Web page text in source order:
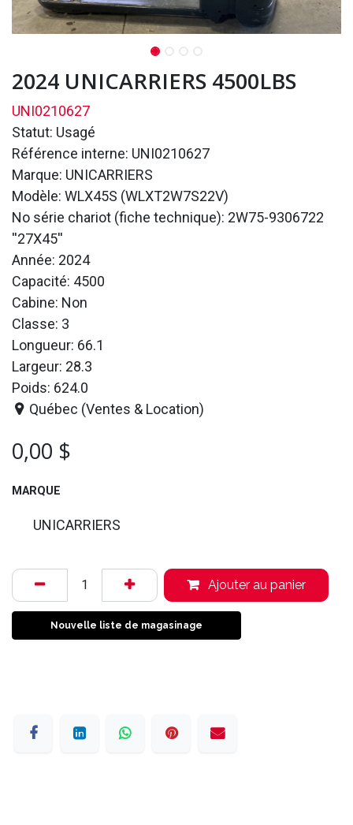
2024 UNICARRIERS 4500LBS
UNI0210627
Statut: Usagé
Référence interne: UNI0210627
Marque: UNICARRIERS
Modèle: WLX45S (WLXT2W7S22V)
No série chariot (fiche technique): 2W75-9306722
''27X45''
Année: 2024
Capacité: 4500
Cabine: Non
Classe: 3
Longueur: 66.1
Largeur: 28.3
Poids: 624.0
Québec (Ventes & Location)
0,00 $
MARQUE
UNICARRIERS
Ajouter au panier
Nouvelle liste de magasinage